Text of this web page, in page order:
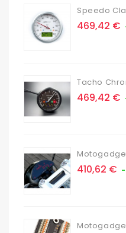
Speedo
Prix
469,42 €
Tacho
Prix
469,42 €
Prix
410,62 €